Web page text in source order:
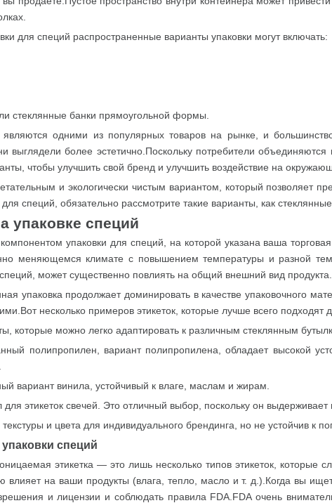
для специй распространенные варианты упаковки могут включать:
стеклянные банки прямоугольной формы.
одними из популярных товаров на рынке, и
выглядели более эстетично.Поскольку потребители
чтобы улучшить свой бренд и улучшить воздействие на
и экологически чистым вариантом, который позволяет
специй, обязательно рассмотрите такие варианты, как
упаковке специй
упаковки для специй, на которой указана ваша
меняющемся климате с повышением температуры и разной
может существенно повлиять на общий внешний вид продукта.
упаковка продолжает доминировать в качестве упаковочного
несколько примеров этикеток, которые лучше всего подходят
которые можно легко адаптировать к различным стеклянным
полипропилен, вариант полипропилена, обладает высокой
вариант винила, устойчивый к влаге, маслам и жирам.
этикеток свечей. Это отличный выбор, поскольку он
и цвета для индивидуального брендинга, но не устойчив к
специй
этикетка — это лишь несколько типов этикеток, которые
на ваши продукты (влага, тепло, масло и т. д.).Когда вы
и лицензии и соблюдать правила FDA.FDA очень